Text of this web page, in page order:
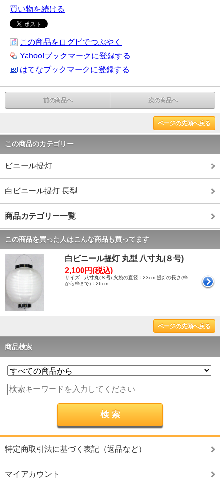
買い物を続ける
この商品をログピでつぶやく
Yahoo!ブックマークに登録する
はてなブックマークに登録する
前の商品へ 次の商品へ
ページの先頭へ戻る
この商品のカテゴリー
ビニール提灯
白ビニール提灯 長型
商品カテゴリー一覧
この商品を買った人はこんな商品も買ってます
白ビニール提灯 丸型 八寸丸(８号)
2,100円(税込)
サイズ：八寸丸(８号) 火袋の直径：23cm 提灯の長さ(枠
から枠まで)：26cm
ページの先頭へ戻る
商品検索
特定商取引法に基づく表記（返品など）
マイアカウント